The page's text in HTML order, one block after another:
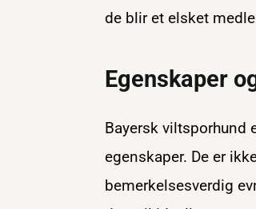
de blir et elsket
Egenskaper
Bayersk viltsporhund
egenskaper. De er
bemerkelsesverdig